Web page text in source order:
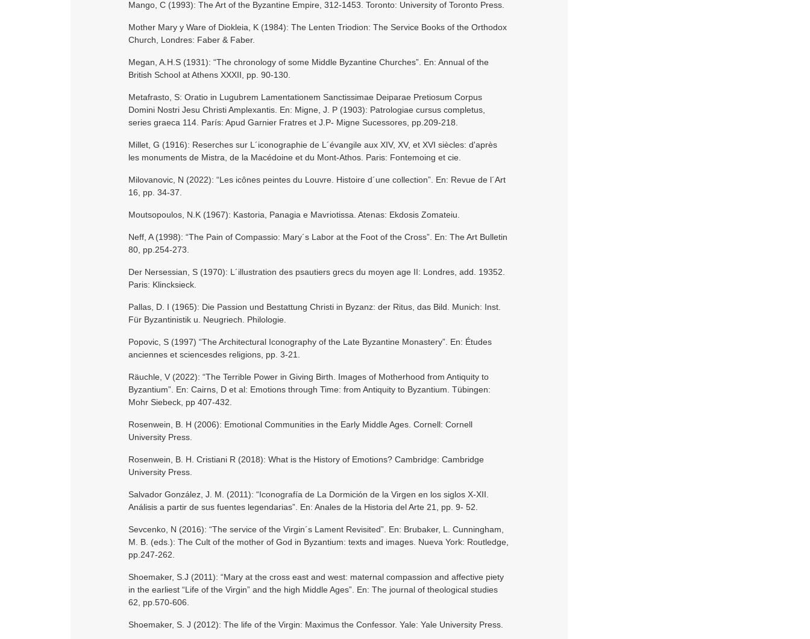
Mango, C (1993): The Art of the Byzantine Empire, 312-1453. Toronto: University of Toronto Press.
Mother Mary y Ware of Diokleia, K (1984): The Lenten Triodion: The Service Books of the Orthodox
Church, Londres: Faber & Faber.
Megan, A.H.S (1931): “The chronology of some Middle Byzantine Churches”. En: Annual of the
British School at Athens XXXII, pp. 90-130.
Metafrasto, S: Oratio in Lugubrem Lamentationem Sanctissimae Deiparae Pretiosum Corpus
Domini Nostri Jesu Christi Amplexantis. En: Migne, J. P (1903): Patrologiae cursus completus,
series graeca 114. París: Apud Garnier Fratres et J.P- Migne Sucessores, pp.209-218.
Millet, G (1916): Reserches sur L´iconographie de L´évangile aux XIV, XV, et XVI siècles: d'après
les monuments de Mistra, de la Macédoine et du Mont-Athos. Paris: Fontemoing et cie.
Milovanovic, N (2022): “Les icônes peintes du Louvre. Histoire d´une collection”. En: Revue de l´Art
16, pp. 34-37.
Moutsopoulos, N.K (1967): Kastoria, Panagia e Mavriotissa. Atenas: Ekdosis Zomateiu.
Neff, A (1998): “The Pain of Compassio: Mary´s Labor at the Foot of the Cross”. En: The Art Bulletin
80, pp.254-273.
Der Nersessian, S (1970): L´illustration des psautiers grecs du moyen age II: Londres, add. 19352.
Paris: Klincksieck.
Pallas, D. I (1965): Die Passion und Bestattung Christi in Byzanz: der Ritus, das Bild. Munich: Inst.
Für Byzantinistik u. Neugriech. Philologie.
Popovic, S (1997) “The Architectural Iconography of the Late Byzantine Monastery”. En: Études
anciennes et sciencesdes religions, pp. 3-21.
Räuchle, V (2022): “The Terrible Power in Giving Birth. Images of Motherhood from Antiquity to
Byzantium”. En: Cairns, D et al: Emotions through Time: from Antiquity to Byzantium. Tübingen:
Mohr Siebeck, pp 407-432.
Rosenwein, B. H (2006): Emotional Communities in the Early Middle Ages. Cornell: Cornell
University Press.
Rosenwein, B. H. Cristiani R (2018): What is the History of Emotions? Cambridge: Cambridge
University Press.
Salvador González, J. M. (2011): “Iconografía de La Dormición de la Virgen en los siglos X-XII.
Análisis a partir de sus fuentes legendarias”. En: Anales de la Historia del Arte 21, pp. 9- 52.
Sevcenko, N (2016): “The service of the Virgin´s Lament Revisited”. En: Brubaker, L. Cunningham,
M. B. (eds.): The Cult of the mother of God in Byzantium: texts and images. Nueva York: Routledge,
pp.247-262.
Shoemaker, S.J (2011): “Mary at the cross east and west: maternal compassion and affective piety
in the earliest “Life of the Virgin” and the high Middle Ages”. En: The journal of theological studies
62, pp.570-606.
Shoemaker, S. J (2012): The life of the Virgin: Maximus the Confessor. Yale: Yale University Press.